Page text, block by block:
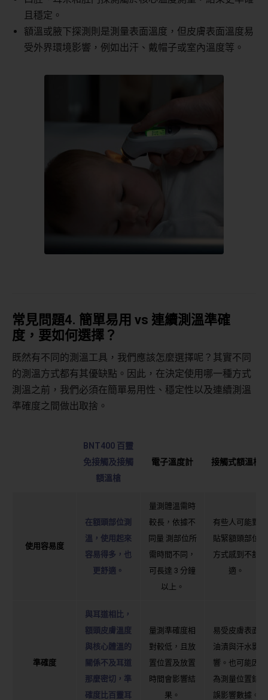
且穩定。
額溫或腋下探測則是測量表面溫度，但皮膚表面溫度易
受外界環境影響，例如出汗、戴帽子或室內溫度等。
常見問題4. 簡單易用 vs 連續測溫準確
度，要如何選擇？
既然有不同的測溫工具，我們應該怎麼選擇呢？其實不同
的測溫方式都有其優缺點。因此，在決定使用哪一種方式
測溫之前，我們必須在簡單易用性、穩定性以及連續測溫
準確度之間做出取捨。
BNT400 百靈
免接觸及接觸
額溫槍
電子溫度計 接觸式額溫槍
使用容易度
在額頭部位測
溫，使用起來
容易得多，也
更舒適。
量測體溫需時
較長，依據不
同量 測部位所
需時間不同，
可長達 3 分鐘
以上。
有些人可能對
貼緊額頭部位
方式感到不舒
適。
準確度
與耳道相比，
額頭皮膚溫度
與核心體溫的
關係不及耳道
那麼密切，準
確度比百靈耳
量測準確度相
對較低，且放
置位置及放置
時間會影響結
果。
易受皮膚表面
油漬與汗水影
響。也可能因
為測量位置錯
誤影響數據。